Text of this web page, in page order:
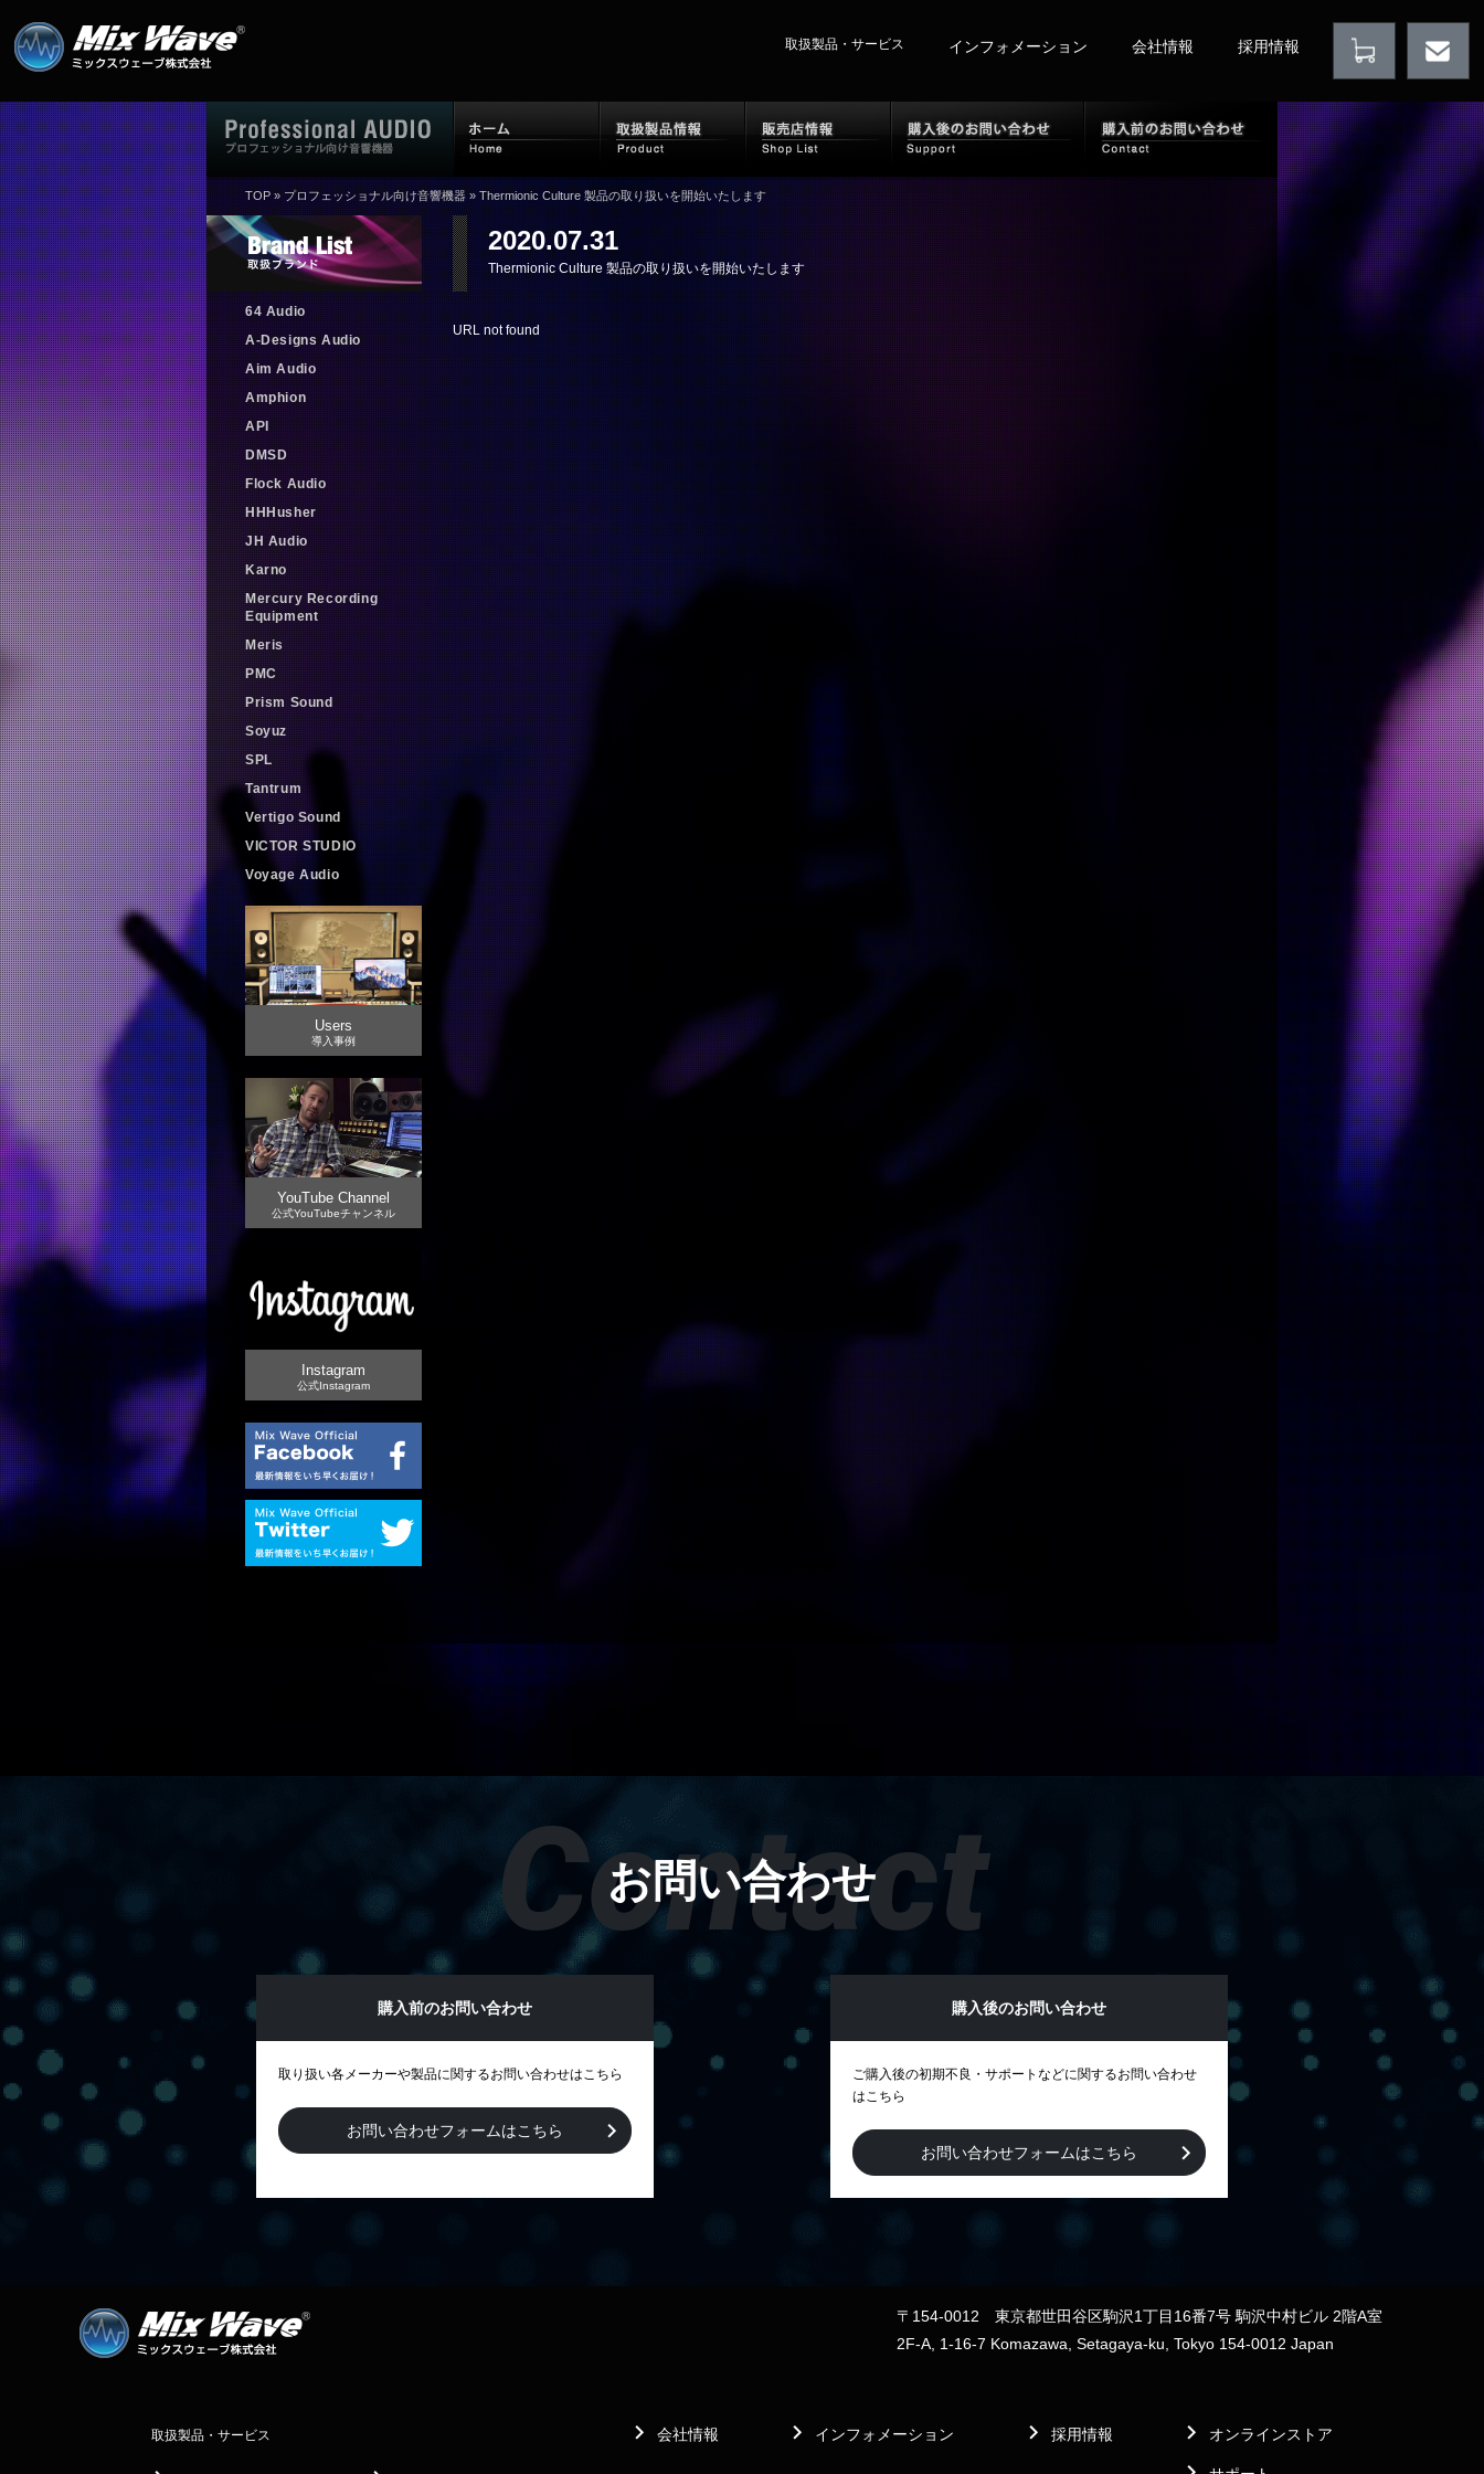
取扱製品・サービス インフォメーション 会社情報 採用情報
購入後のお問い合わせ 購入前のお問い合
TOP » プロフェッショナル向け音響機器 » Thermionic Culture 製品の取り扱いを開始いたします
2020.07.31
Thermionic Culture 製品の取り扱いを開始いたします
URL not found
64 Audio
A-Designs Audio
Aim Audio
Amphion
API
DMSD
Flock Audio
HHHusher
JH Audio
Karno
Mercury Recording
Equipment
Meris
PMC
Prism Sound
Soyuz
SPL
Tantrum
Vertigo Sound
VICTOR STUDIO
Voyage Audio
Users
導入事例
YouTube Channel
公式YouTubeチャンネル
Instagram
公式Instagram
お問い合わせ
Contact
購入前のお問い合わせ
取り扱い各メーカーや製品に関するお問い合わせはこちら
お問い合わせフォームはこちら
購入後のお問い合わせ
ご購入後の初期不良・サポートなどに関するお問い合わせ
はこちら
お問い合わせフォームはこちら
〒154-0012 東京都世田谷区駒沢1丁目16番7号 駒沢中村ビル 2階A室
2F-A, 1-16-7 Komazawa, Setagaya-ku, Tokyo 154-0012 Japan
取扱製品・サービス 会社情報 インフォメーション 採用情報 オンラインストア